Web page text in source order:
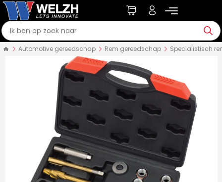
Automotive gereedschap Rem gereedschap Specialistisch